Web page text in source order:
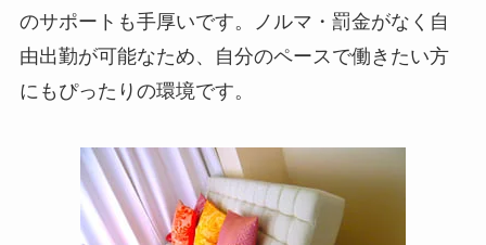
在宅
2ショットチャット
75円/分
時給換算：7,200円
パーティーチャッ
30円/分 × 参加人数
のサポートも手厚いです。ノルマ・罰金がなく自
由出勤が可能なため、自分のペースで働きたい方
にもぴったりの環境です。